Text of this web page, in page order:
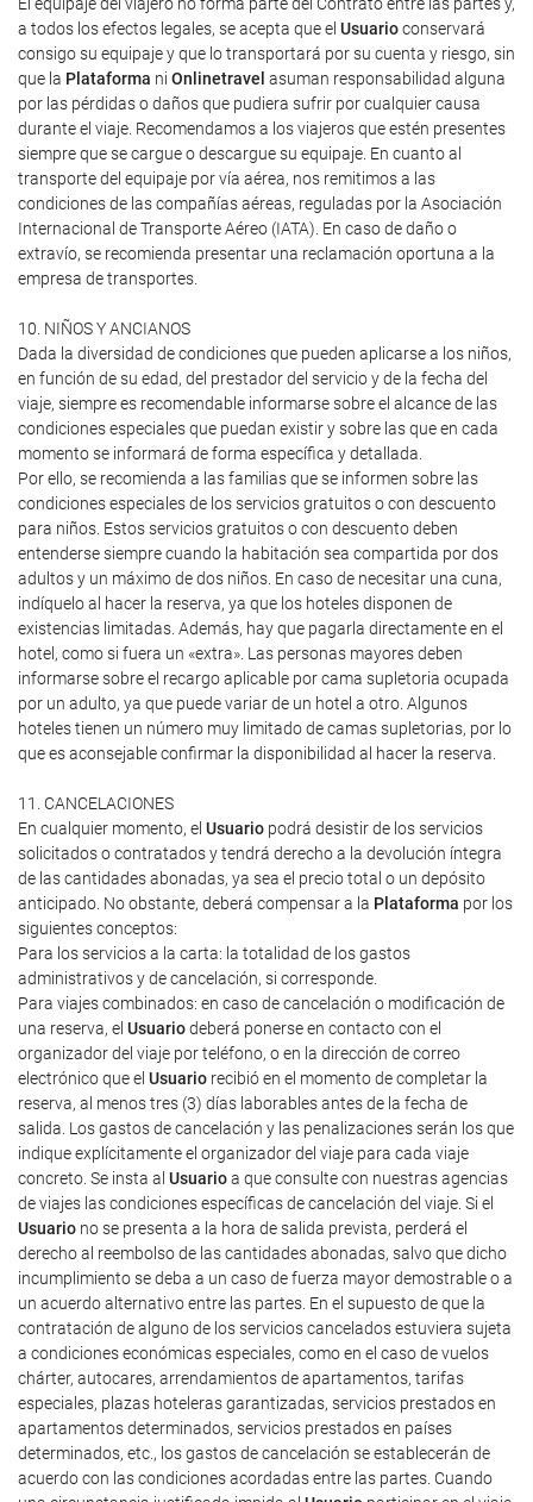
a todos los efectos legales, se acepta que el Usuarioconservará
consigo su equipaje y que lo transportará por su cuenta y riesgo, sin
que la Plataforma ni Onlinetravel asuman responsabilidad alguna
por las pérdidas o daños que pudiera sufrir por cualquier causa
durante el viaje. Recomendamos a los viajeros que estén presentes
siempre que se cargue o descargue su equipaje. En cuanto al
transporte del equipaje por vía aérea, nos remitimos a las
condiciones de las compañías aéreas, reguladas por la Asociación
Internacional de Transporte Aéreo (IATA). En caso de daño o
extravío, se recomienda presentar una reclamación oportuna a la
empresa de transportes.
10. NIÑOS Y ANCIANOS
Dada la diversidad de condiciones que pueden aplicarse a los niños,
en función de su edad, del prestador del servicio y de la fecha del
viaje, siempre es recomendable informarse sobre el alcance de las
condiciones especiales que puedan existir y sobre las que en cada
momento se informará de forma específica y detallada.
Por ello, se recomienda a las familias que se informen sobre las
condiciones especiales de los servicios gratuitos o con descuento
para niños. Estos servicios gratuitos o con descuento deben
entenderse siempre cuando la habitación sea compartida por dos
adultos y un máximo de dos niños. En caso de necesitar una cuna,
indíquelo al hacer la reserva, ya que los hoteles disponen de
existencias limitadas. Además, hay que pagarla directamente en el
hotel, como si fuera un «extra». Las personas mayores deben
informarse sobre el recargo aplicable por cama supletoria ocupada
por un adulto, ya que puede variar de un hotel a otro. Algunos
hoteles tienen un número muy limitado de camas supletorias, por lo
que es aconsejable confirmar la disponibilidad al hacer la reserva.
11. CANCELACIONES
En cualquier momento, el Usuario podrá desistir de los servicios
solicitados o contratados y tendrá derecho a la devolución íntegra
de las cantidades abonadas, ya sea el precio total o un depósito
anticipado. No obstante, deberá compensar a la Plataforma por los
siguientes conceptos:
Para los servicios a la carta: la totalidad de los gastos
administrativos y de cancelación, si corresponde.
Para viajes combinados: en caso de cancelación o modificación de
una reserva, el Usuariodeberá ponerse en contacto con el
organizador del viaje por teléfono, o en la dirección de correo
electrónico que el Usuario recibió en el momento de completar la
reserva, al menos tres (3) días laborables antes de la fecha de
salida. Los gastos de cancelación y las penalizaciones serán los que
indique explícitamente el organizador del viaje para cada viaje
concreto. Se insta al Usuarioa que consulte con nuestras agencias
de viajes las condiciones específicas de cancelación del viaje. Si el
Usuario no se presenta a la hora de salida prevista, perderá el
derecho al reembolso de las cantidades abonadas, salvo que dicho
incumplimiento se deba a un caso de fuerza mayor demostrable o a
un acuerdo alternativo entre las partes. En el supuesto de que la
contratación de alguno de los servicios cancelados estuviera sujeta
a condiciones económicas especiales, como en el caso de vuelos
chárter, autocares, arrendamientos de apartamentos, tarifas
especiales, plazas hoteleras garantizadas, servicios prestados en
apartamentos determinados, servicios prestados en países
determinados, etc., los gastos de cancelación se establecerán de
acuerdo con las condiciones acordadas entre las partes. Cuando